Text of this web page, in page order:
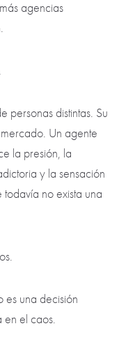
agencias
personas distintas. Su
Un agente
la presión, la
y la sensación
no exista una
es una decisión
en el caos.